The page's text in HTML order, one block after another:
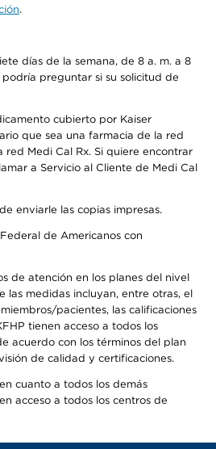
.
días de la semana, de 8 a. m. a 8
preguntar si su solicitud de
cubierto por Kaiser
que sea una farmacia de la red
Medi Cal Rx. Si quiere encontrar
a Servicio al Cliente de Medi Cal
enviarle las copias impresas.
de Americanos con
de atención en los planes del nivel
las medidas incluyan, entre otras, el
pacientes, las calificaciones
tienen acceso a todos los
acuerdo con los términos del plan
de calidad y certificaciones.
cuanto a todos los demás
acceso a todos los centros de